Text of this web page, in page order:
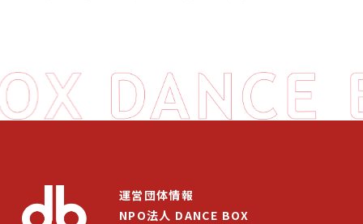
運営団体情報
NPO法人 DANCE BOX